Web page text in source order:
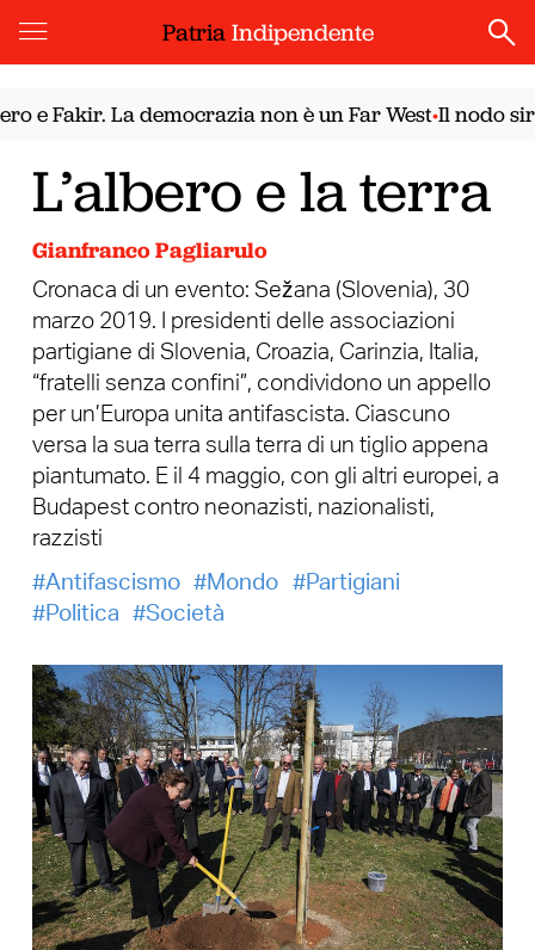
PatriaIndipendente
Fakir. La democrazia non è un Far West•Il nodo
L’albero e la terra
Gianfranco Pagliarulo
Cronaca di un evento: Sežana (Slovenia), 30
marzo 2019. I presidenti delle associazioni
partigiane di Slovenia, Croazia, Carinzia, Italia,
“fratelli senza confini”, condividono un appello
per un’Europa unita antifascista. Ciascuno
versa la sua terra sulla terra di un tiglio appena
piantumato. E il 4 maggio, con gli altri europei, a
Budapest contro neonazisti, nazionalisti,
razzisti
Antifascismo
Mondo
Partigiani
Politica
Società